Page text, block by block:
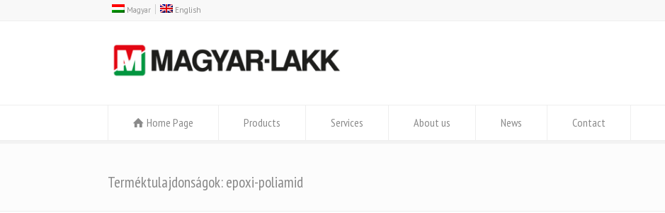
Magyar English
Home Page Products Services About us News Contact
Terméktulajdonságok: epoxi-poliamid